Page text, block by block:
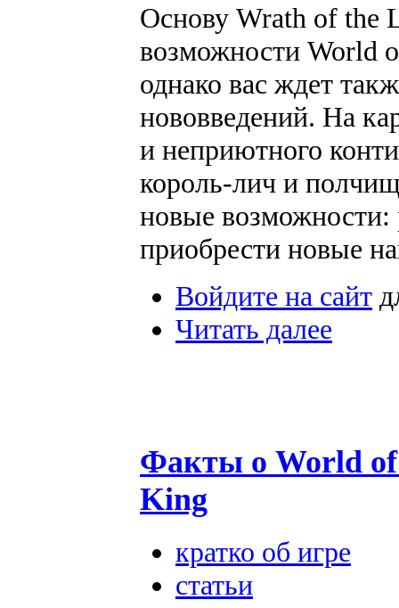
Основу Wrath of the
возможности World
однако вас ждет
нововведений. На
и неприютного
король-лич и
новые возможности:
приобрести новые
Войдите на сайт
Читать далее
Факты о World
King
кратко об игре
статьи